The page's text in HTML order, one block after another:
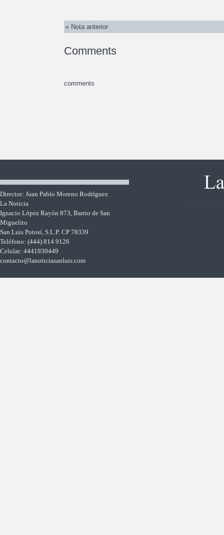
« Nota anterior
Comments
comments
Director: Juan Pablo Moreno Rodríguez
La Noticia
Ignacio López Rayón 873, Barrio de San
Miguelito
San Luis Potosí, S.L.P. CP 78339
Teléfono: (444) 814 9126
Celular: 4441930449
contacto@lanoticiasanluis.com